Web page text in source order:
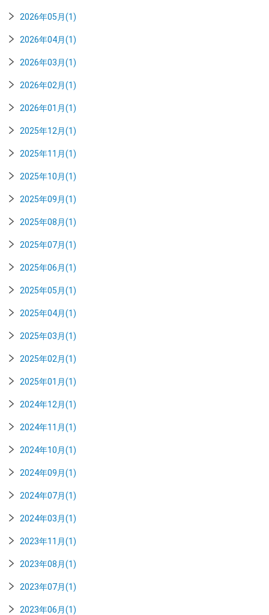
2026年05月(1)
2026年04月(1)
2026年03月(1)
2026年02月(1)
2026年01月(1)
2025年12月(1)
2025年11月(1)
2025年10月(1)
2025年09月(1)
2025年08月(1)
2025年07月(1)
2025年06月(1)
2025年05月(1)
2025年04月(1)
2025年03月(1)
2025年02月(1)
2025年01月(1)
2024年12月(1)
2024年11月(1)
2024年10月(1)
2024年09月(1)
2024年07月(1)
2024年03月(1)
2023年11月(1)
2023年08月(1)
2023年07月(1)
2023年06月(1)